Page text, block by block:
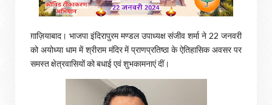
ग़ाज़ियाबाद। भाजपा इंदिरापुरम मण्डल उपाध्यक्ष संजीव शर्मा ने 22 जनवरी
को अयोध्या धाम में श्रीराम मंदिर में प्राणप्रतिष्ठा के ऐतिहासिक अवसर पर
समस्त क्षेत्रवासियों को बधाई एवं शुभकामनाएं दीं।